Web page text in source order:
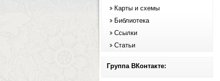
Карты и схемы
Библиотека
Ссылки
Статьи
Группа ВКонтакте: